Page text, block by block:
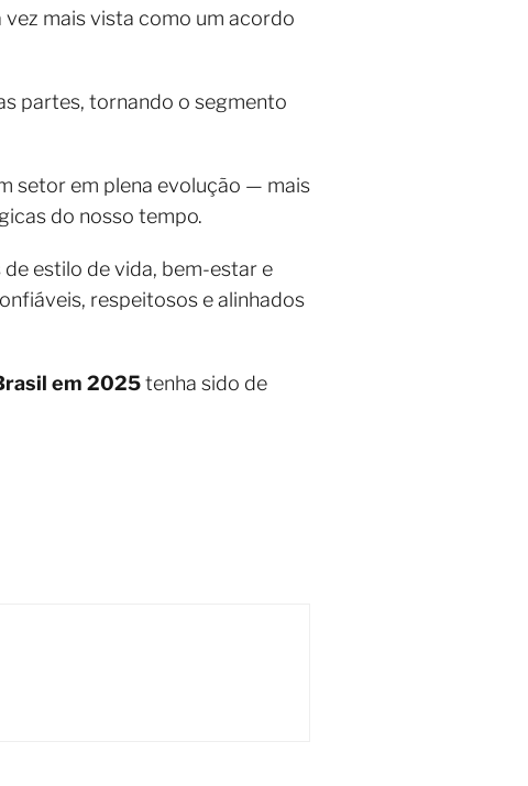
mais vista como um acordo
partes, tornando o segmento
setor em plena evolução — mais
do nosso tempo.
estilo de vida, bem-estar e
respeitosos e alinhados
em 2025tenha sido de